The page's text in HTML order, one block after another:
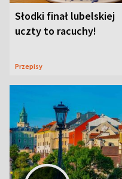
Słodki finał lubelskiej
uczty to racuchy!
Przepisy